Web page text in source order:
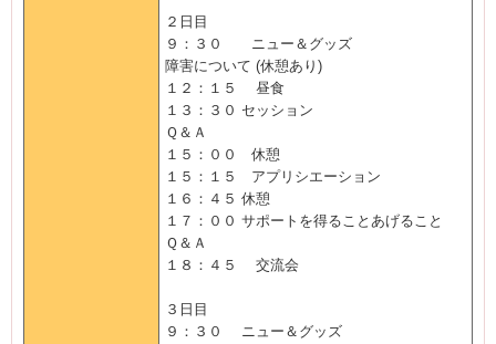
２日目
９：３０ ニュー＆グッズ
障害について (休憩あり)
１２：１５ 昼食
１３：３０ セッション
Ｑ＆Ａ
１５：００ 休憩
１５：１５ アプリシエーション
１６：４５ 休憩
１７：００ サポートを得ることあげること
Ｑ＆Ａ
１８：４５ 交流会
３日目
９：３０ ニュー＆グッズ